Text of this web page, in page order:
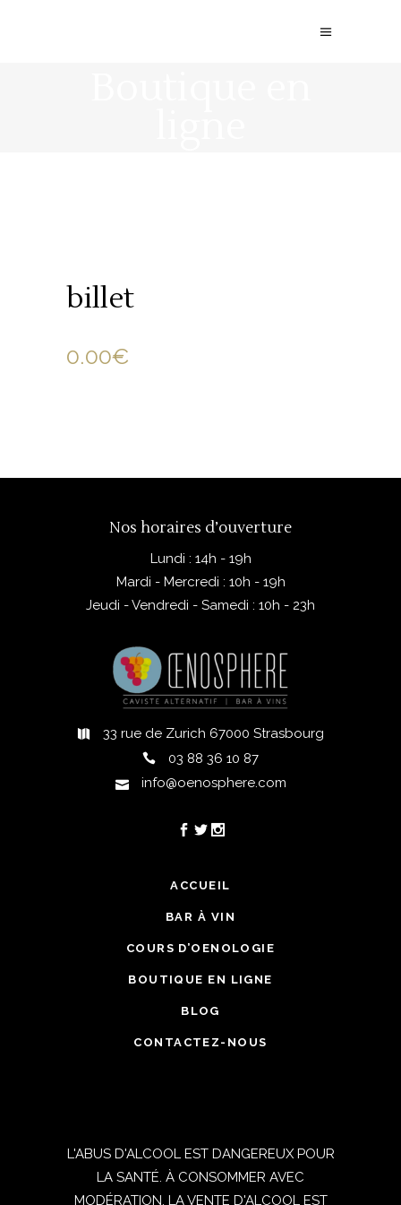
billet
0.00€
Nos horaires d’ouverture
Lundi : 14h - 19h
Mardi - Mercredi : 10h - 19h
Jeudi - Vendredi - Samedi : 10h - 23h
33 rue de Zurich 67000 Strasbourg
03 88 36 10 87
info@oenosphere.com
ACCUEIL
BAR À VIN
COURS D’OENOLOGIE
BOUTIQUE EN LIGNE
BLOG
CONTACTEZ-NOUS
L'ABUS D'ALCOOL EST DANGEREUX POUR
LA SANTÉ. À CONSOMMER AVEC
MODÉRATION. LA VENTE D'ALCOOL EST